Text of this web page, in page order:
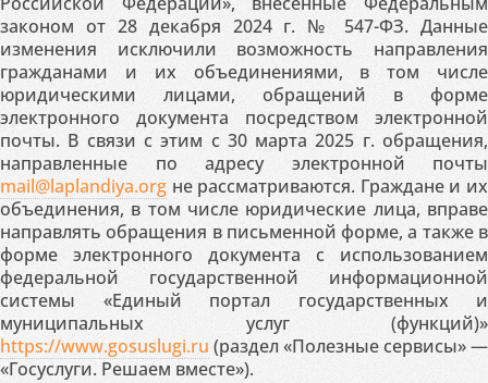
законом от 28 декабря 2024 г. № 547-ФЗ. Данные
изменения исключили возможность направления
гражданами и их объединениями, в том числе
юридическими лицами, обращений в форме
электронного документа посредством электронной
почты. В связи с этим с 30 марта 2025 г. обращения,
направленные по адресу электронной почты
mail@laplandiya.org не рассматриваются. Граждане и их
объединения, в том числе юридические лица, вправе
направлять обращения в письменной форме, а также в
форме электронного документа с использованием
федеральной государственной информационной
системы «Единый портал государственных и
муниципальных услуг (функций)»
https://www.gosuslugi.ru (раздел «Полезные сервисы» —
«Госуслуги. Решаем вместе»).